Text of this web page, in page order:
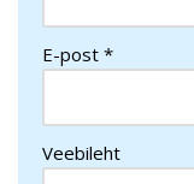
E-post *
Veebileht